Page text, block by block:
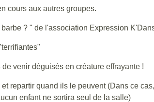
cours aux autres groupes.
? " de l'association Expression
venir déguisés en créature effrayante !
repartir quand ils le peuvent (Dans ce
enfant ne sortira seul de la salle)